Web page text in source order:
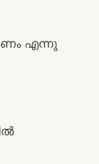
എന്നു